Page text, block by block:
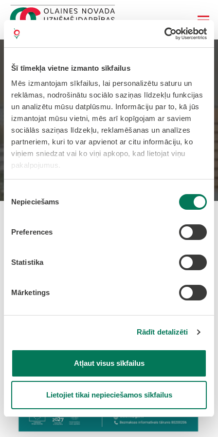
Šī tīmekļa vietne izmanto sīkfailus
Mēs izmantojam sīkfailus, lai personalizētu saturu un
reklāmas, nodrošinātu sociālo saziņas līdzekļu funkcijas
un analizētu mūsu datplūsmu. Informāciju par to, kā jūs
izmantojat mūsu vietni, mēs arī kopīgojam ar saviem
sociālās saziņas līdzekļu, reklamēšanas un analīzes
partneriem, kuri to var apvienot ar citu informāciju, ko
viņiem sniedzat vai ko viņi apkopo, kad lietojat viņu
pakalpojumus.
Piekrišanas
izvēle
Nepieciešams
Preferences
Statistika
Mārketings
Rādīt detalizēti
Atļaut visus sīkfailus
Lietojiet tikai nepieciešamos sīkfailus
NVA paplašina darba vietu
pielāgošanas atbalsta
saņēmēju loku – tagad
pakalpojumam var
pieteikties arī valsts un
pašvaldību iestādes
Sākums Jaunumi
pielāgošanas atbalsta saņēmēju
pieteikties arī valsts un